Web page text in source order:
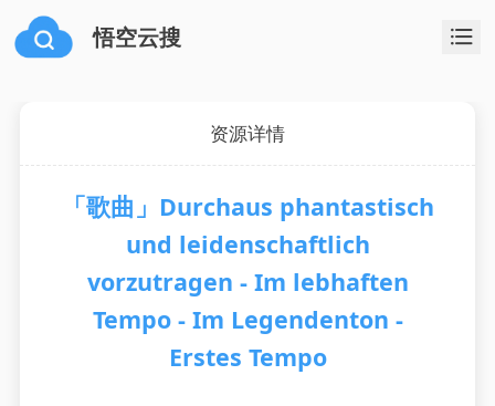
悟空云搜
资源详情
「歌曲」Durchaus phantastisch
und leidenschaftlich
vorzutragen - Im lebhaften
Tempo - Im Legendenton -
Erstes Tempo